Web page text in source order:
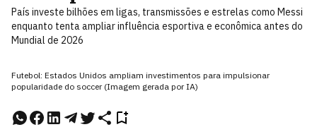
País investe bilhões em ligas, transmissões e estrelas como Messi
enquanto tenta ampliar influência esportiva e econômica antes do
Mundial de 2026
Futebol: Estados Unidos ampliam investimentos para impulsionar
popularidade do soccer (Imagem gerada por IA)